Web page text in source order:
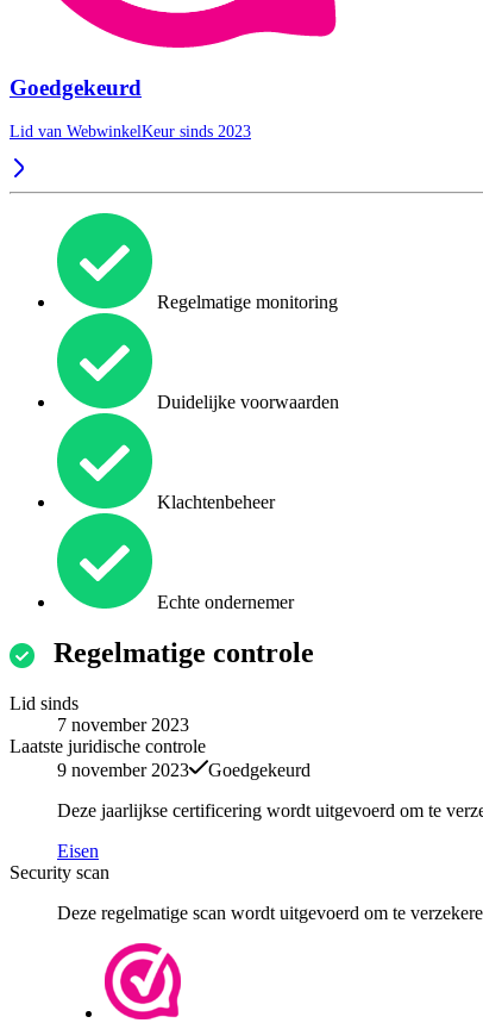
Goedgekeurd
Lid van WebwinkelKeur sinds 2023
Regelmatige monitoring
Duidelijke voorwaarden
Klachtenbeheer
Echte ondernemer
Regelmatige controle
Lid sinds
7 november 2023
Laatste juridische controle
9 november 2023
Goedgekeurd
Deze jaarlijkse certificering wordt uitgevoerd om te
Eisen
Security scan
Deze regelmatige scan wordt uitgevoerd om te